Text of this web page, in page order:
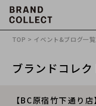
TOP > イベント&ブログ一覧
ブランドコレ
【BC原宿竹下通り